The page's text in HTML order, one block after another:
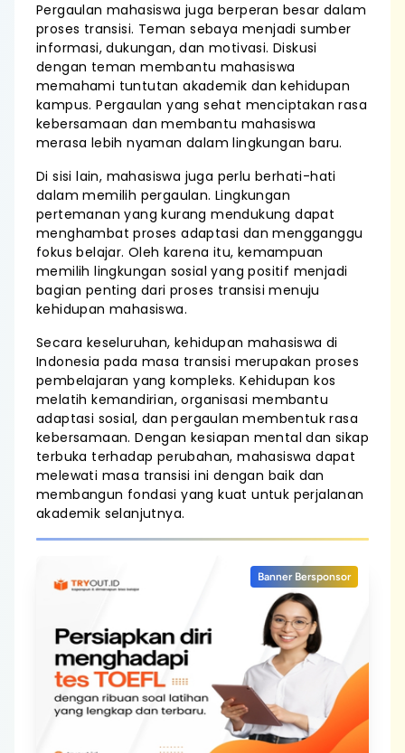
Pergaulan mahasiswa juga berperan besar dalam
proses transisi. Teman sebaya menjadi sumber
informasi, dukungan, dan motivasi. Diskusi
dengan teman membantu mahasiswa
memahami tuntutan akademik dan kehidupan
kampus. Pergaulan yang sehat menciptakan rasa
kebersamaan dan membantu mahasiswa
merasa lebih nyaman dalam lingkungan baru.
Di sisi lain, mahasiswa juga perlu berhati-hati
dalam memilih pergaulan. Lingkungan
pertemanan yang kurang mendukung dapat
menghambat proses adaptasi dan mengganggu
fokus belajar. Oleh karena itu, kemampuan
memilih lingkungan sosial yang positif menjadi
bagian penting dari proses transisi menuju
kehidupan mahasiswa.
Secara keseluruhan, kehidupan mahasiswa di
Indonesia pada masa transisi merupakan proses
pembelajaran yang kompleks. Kehidupan kos
melatih kemandirian, organisasi membantu
adaptasi sosial, dan pergaulan membentuk rasa
kebersamaan. Dengan kesiapan mental dan sikap
terbuka terhadap perubahan, mahasiswa dapat
melewati masa transisi ini dengan baik dan
membangun fondasi yang kuat untuk perjalanan
akademik selanjutnya.
Banner Bersponsor